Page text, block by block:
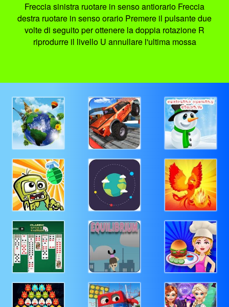
Freccia sinistra ruotare in senso antiorario Freccia
destra ruotare in senso orario Premere il pulsante due
volte di seguito per ottenere la doppia rotazione R
riprodurre il livello U annullare l'ultima mossa